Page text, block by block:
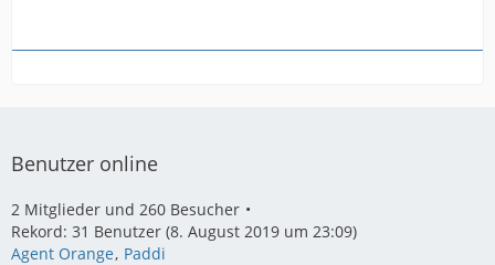
Benutzer online
2 Mitglieder und 260 Besucher
Rekord: 31 Benutzer (8. August 2019 um 23:09)
Agent Orange Paddi